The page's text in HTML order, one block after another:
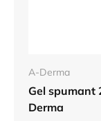
A-Derma
Gel spumant
Derma